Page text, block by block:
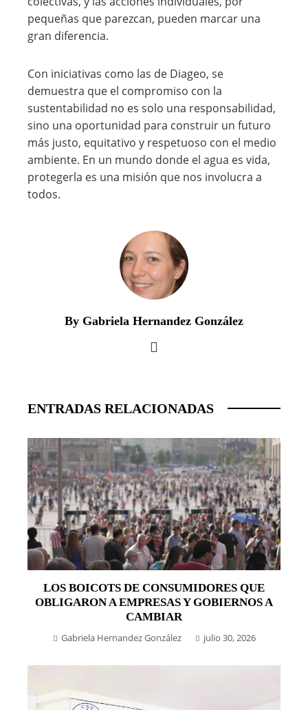
pequeñas que parezcan, pueden marcar una
gran diferencia.
Con iniciativas como las de Diageo, se
demuestra que el compromiso con la
sustentabilidad no es solo una responsabilidad,
sino una oportunidad para construir un futuro
más justo, equitativo y respetuoso con el medio
ambiente. En un mundo donde el agua es vida,
protegerla es una misión que nos involucra a
todos.
By Gabriela Hernandez González
ENTRADAS RELACIONADAS
LOS BOICOTS DE CONSUMIDORES QUE
OBLIGARON A EMPRESAS Y GOBIERNOS A
CAMBIAR
Gabriela Hernandez González julio 30, 2026